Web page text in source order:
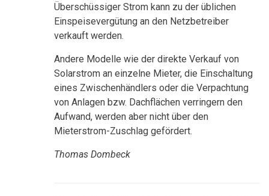
Überschüssiger Strom kann zu der üblichen
Einspeisevergütung an den Netzbetreiber
verkauft werden.
Andere Modelle wie der direkte Verkauf von
Solarstrom an einzelne Mieter, die Einschaltung
eines Zwischenhändlers oder die Verpachtung
von Anlagen bzw. Dachflächen verringern den
Aufwand, werden aber nicht über den
Mieterstrom-Zuschlag gefördert.
Thomas Dombeck